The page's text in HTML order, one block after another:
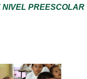
NIVEL PREESCOLAR